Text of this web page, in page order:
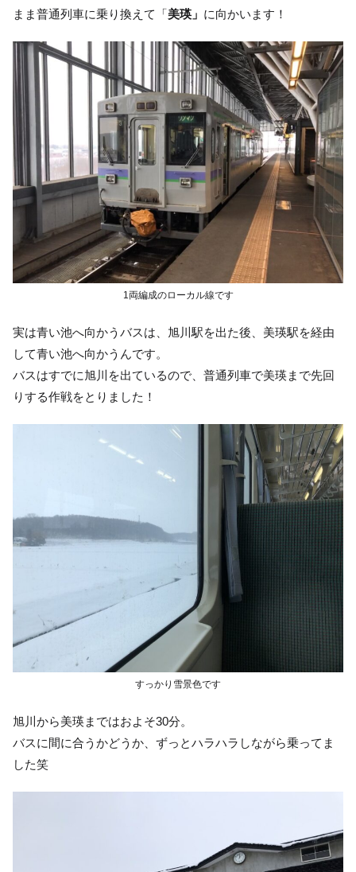
まま普通列車に乗り換えて「美瑛」 に向かいます！
1両編成のローカル線です
実は青い池へ向かうバスは、旭川駅を出た後、美瑛駅を経由
して青い池へ向かうんです。
バスはすでに旭川を出ているので、普通列車で美瑛まで先回
りする作戦をとりました！
すっかり雪景色です
旭川から美瑛まではおよそ30分。
バスに間に合うかどうか、ずっとハラハラしながら乗ってま
した笑